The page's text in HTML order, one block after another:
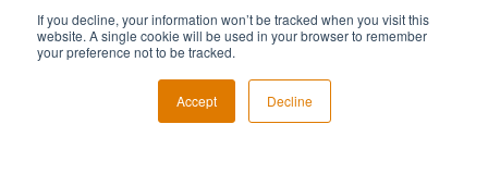
If you decline, your information won’t be tracked when you visit this
website. A single cookie will be used in your browser to remember
your preference not to be tracked.
Accept Decline
No account yet? No worries! You cansign up for free.
Sign Up